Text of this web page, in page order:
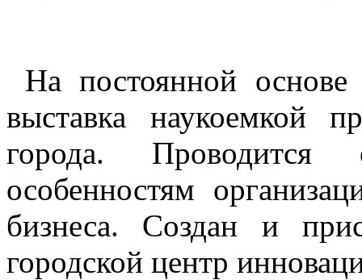
На постоянной основе
выставка наукоемкой
города. Проводится
особенностям
бизнеса. Создан и
городской центр